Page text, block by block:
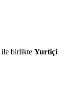
ile birlikte Yurtiçi